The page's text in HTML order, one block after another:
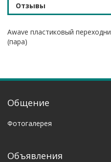
Отзывы
Awave пластиковый
(пара)
Общение
Фотогалерея
Объявления